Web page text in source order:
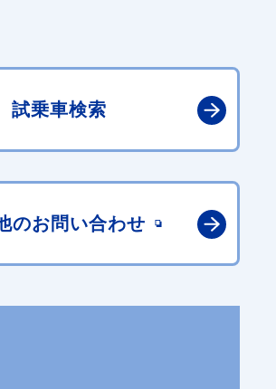
試乗車検索
のお問い合わせ